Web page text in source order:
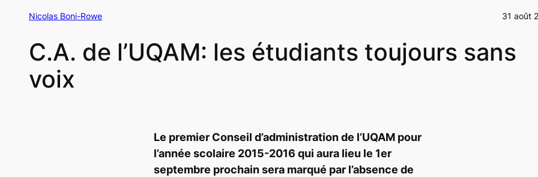
Nicolas Boni-Rowe 31 août
C.A. de l’UQAM: les étudiants toujours sans
voix
Le premier Conseil d’administration de l’UQAM pour
l’année scolaire 2015-2016 qui aura lieu le 1er
septembre prochain sera marqué par l’absence de